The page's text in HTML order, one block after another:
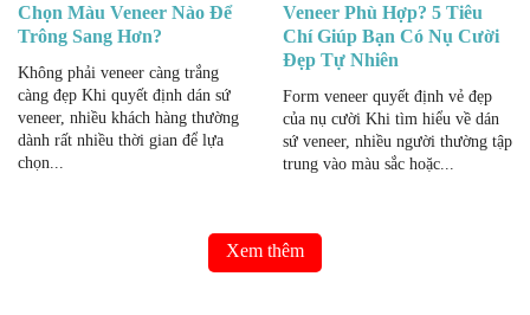
Chọn Màu Veneer Nào Để
Trông Sang Hơn?
Không phải veneer càng trắng
càng đẹp Khi quyết định dán sứ
veneer, nhiều khách hàng thường
dành rất nhiều thời gian để lựa
chọn...
Veneer Phù Hợp? 5 Tiêu
Chí Giúp Bạn Có Nụ Cười
Đẹp Tự Nhiên
Form veneer quyết định vẻ đẹp
của nụ cười Khi tìm hiểu về dán
sứ veneer, nhiều người thường tập
trung vào màu sắc hoặc...
Xem thêm